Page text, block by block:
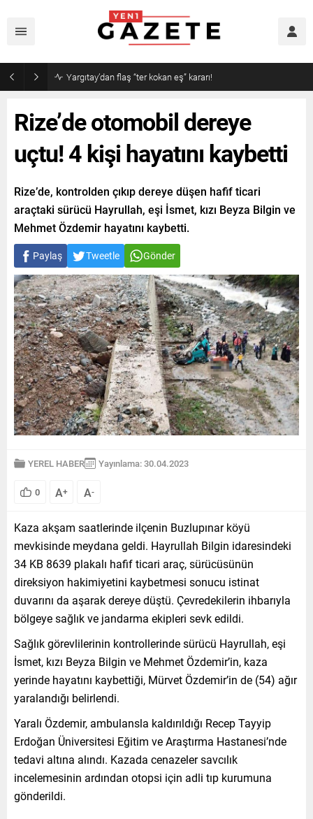
Narin cinayetinde amcadan olay mektup!
Rize’de otomobil dereye
uçtu! 4 kişi hayatını kaybetti
Rize’de, kontrolden çıkıp dereye düşen hafif ticari
araçtaki sürücü Hayrullah, eşi İsmet, kızı Beyza Bilgin ve
Mehmet Özdemir hayatını kaybetti.
Paylaş Tweetle Gönder
YEREL HABER Yayınlama: 30.04.2023
0 A+ A-
Kaza akşam saatlerinde ilçenin Buzlupınar köyü
mevkisinde meydana geldi. Hayrullah Bilgin idaresindeki
34 KB 8639 plakalı hafif ticari araç, sürücüsünün
direksiyon hakimiyetini kaybetmesi sonucu istinat
duvarını da aşarak dereye düştü. Çevredekilerin ihbarıyla
bölgeye sağlık ve jandarma ekipleri sevk edildi.
Sağlık görevlilerinin kontrollerinde sürücü Hayrullah, eşi
İsmet, kızı Beyza Bilgin ve Mehmet Özdemir’in, kaza
yerinde hayatını kaybettiği, Mürvet Özdemir’in de (54) ağır
yaralandığı belirlendi.
Yaralı Özdemir, ambulansla kaldırıldığı Recep Tayyip
Erdoğan Üniversitesi Eğitim ve Araştırma Hastanesi’nde
tedavi altına alındı. Kazada cenazeler savcılık
incelemesinin ardından otopsi için adli tıp kurumuna
gönderildi.